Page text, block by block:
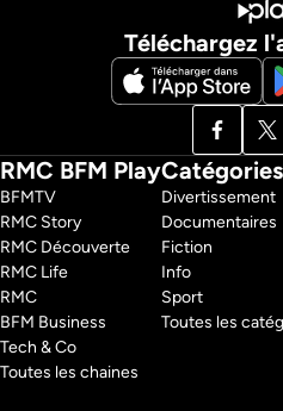
Son ascension fulgurante repose sur
secret de la recette enfermé dans
rouge et jovial popularisé dans ses
cultes et un placement de produit
Aujourd'hui encore, Coca-Cola doit
critiques sur le sucre et
rester leader malgré les polémiques ?
Coca-Cola, de la cocaïne au soda le
Pays : France
Téléchargez
RMC BFM Play
BFMTV
RMC Story
RMC Découverte
RMC Life
RMC
BFM Business
Tech & Co
Toutes les chaines
Catégories
Divertissement
Documentaires
Fiction
Info
Sport
Toutes les